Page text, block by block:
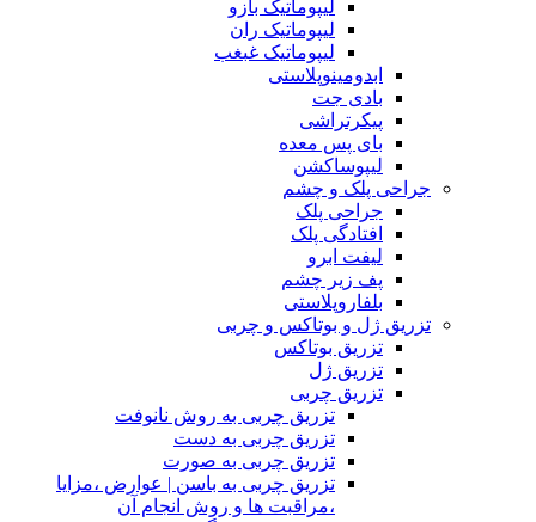
لیپوماتیک بازو
لیپوماتیک ران
لیپوماتیک غبغب
ابدومینوپلاستی
بادی‌ جت
پیکرتراشی
بای پس معده
لیپوساکشن
جراحی پلک و چشم
جراحی پلک
افتادگی پلک
لیفت ابرو
پف زیر چشم
بلفاروپلاستی
تزریق ژل و بوتاکس و چربی
تزریق بوتاکس
تزریق ژل
تزریق چربی
تزریق چربی به روش نانوفت
تزریق چربی به دست
تزریق چربی به صورت
تزریق چربی به باسن | عوارض ،مزایا
،مراقبت ها و روش انجام آن